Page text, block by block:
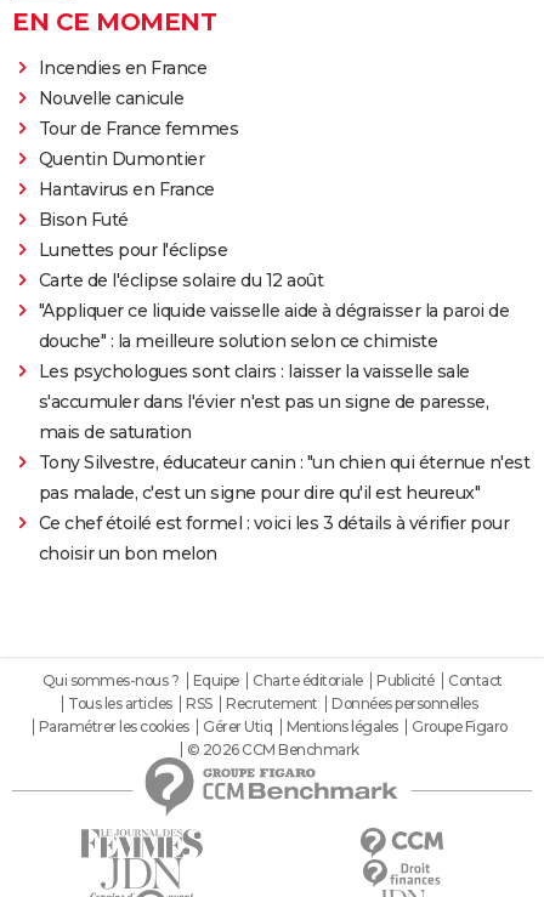
EN CE MOMENT
Incendies en France
Nouvelle canicule
Tour de France femmes
Quentin Dumontier
Hantavirus en France
Bison Futé
Lunettes pour l'éclipse
Carte de l'éclipse solaire du 12 août
"Appliquer ce liquide vaisselle aide à dégraisser la paroi de
douche" : la meilleure solution selon ce chimiste
Les psychologues sont clairs : laisser la vaisselle sale
s'accumuler dans l'évier n'est pas un signe de paresse,
mais de saturation
Tony Silvestre, éducateur canin : "un chien qui éternue n'est
pas malade, c'est un signe pour dire qu'il est heureux"
Ce chef étoilé est formel : voici les 3 détails à vérifier pour
choisir un bon melon
Qui sommes-nous ? Equipe Charte éditoriale Publicité
Contact
Tous les articles
RSS Recrutement
Données personnelles
Paramétrer les cookies
Gérer Utiq Mentions légales
Groupe Figaro
© 2026 CCM Benchmark